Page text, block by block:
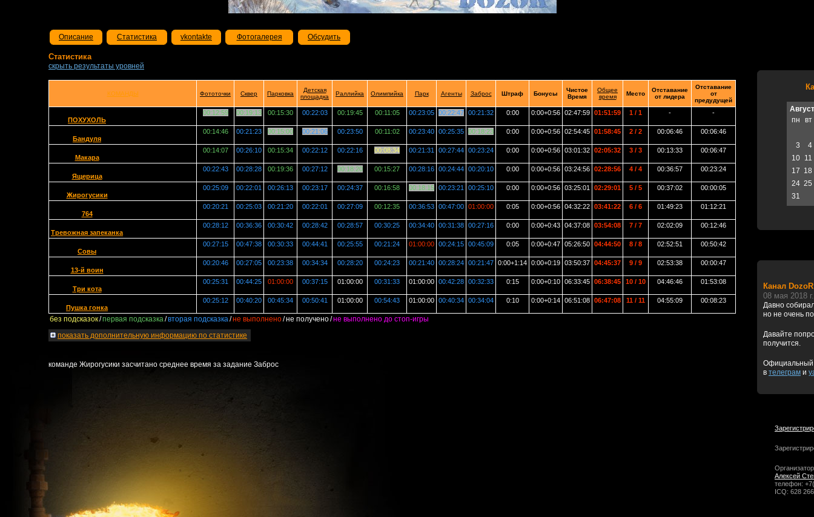
Описание Статистика vkontakte Фотогалерея Обсудить
Статистика
скрыть результаты уровней
КОМАНДЫ Фототочки Сквер Парковка
Детская
площадка
Раллийка Олимпийка Парк Агенты Заброс Штраф Бонусы
Чистое
Время
Общее
время
Место
Отставание
от лидера
Отставание
от
предудущей
ПОХУХОЛЬ
00:12:59 00:19:13 00:15:30 00:22:03 00:19:45 00:11:05 00:23:05 00:22:47 00:21:32 0:00 0:00+0:56 02:47:59 01:51:59 1 / 1 - -
Бандуля
00:14:46 00:21:23 00:15:00 00:21:06 00:23:50 00:11:02 00:23:40 00:25:35 00:18:23 0:00 0:00+0:56 02:54:45 01:58:45 2 / 2 00:06:46 00:06:46
Макара
00:14:07 00:26:10 00:15:34 00:22:12 00:22:16 00:08:34 00:21:31 00:27:44 00:23:24 0:00 0:00+0:56 03:01:32 02:05:32 3 / 3 00:13:33 00:06:47
Ящерица
00:22:43 00:28:28 00:19:36 00:27:12 00:18:20 00:15:27 00:28:16 00:24:44 00:20:10 0:00 0:00+0:56 03:24:56 02:28:56 4 / 4 00:36:57 00:23:24
Жирогусики
00:25:09 00:22:01 00:26:13 00:23:17 00:24:37 00:16:58 00:18:15 00:23:21 00:25:10 0:00 0:00+0:56 03:25:01 02:29:01 5 / 5 00:37:02 00:00:05
764
00:20:21 00:25:03 00:21:20 00:22:01 00:27:09 00:12:35 00:36:53 00:47:00 01:00:00 0:05 0:00+0:56 04:32:22 03:41:22 6 / 6 01:49:23 01:12:21
Тревожная запеканка
00:28:12 00:36:36 00:30:42 00:28:42 00:28:57 00:30:25 00:34:40 00:31:38 00:27:16 0:00 0:00+0:43 04:37:08 03:54:08 7 / 7 02:02:09 00:12:46
Совы
00:27:15 00:47:38 00:30:33 00:44:41 00:25:55 00:21:24 01:00:00 00:24:15 00:45:09 0:05 0:00+0:47 05:26:50 04:44:50 8 / 8 02:52:51 00:50:42
13-й воин
00:20:46 00:27:05 00:23:38 00:34:34 00:28:20 00:24:23 00:21:40 00:28:24 00:21:47 0:00+1:14 0:00+0:19 03:50:37 04:45:37 9 / 9 02:53:38 00:00:47
Три кота
00:25:31 00:44:25 01:00:00 00:37:15 01:00:00 00:31:33 01:00:00 00:42:28 00:32:33 0:15 0:00+0:10 06:33:45 06:38:45 10 / 10 04:46:46 01:53:08
Пушка гонка
00:25:12 00:40:20 00:45:34 00:50:41 01:00:00 00:54:43 01:00:00 00:40:34 00:34:04 0:10 0:00+0:14 06:51:08 06:47:08 11 / 11 04:55:09 00:08:23
без подсказок/первая подсказка/вторая подсказка/не выполнено/не получено/не выполнено до стоп-игры
показать дополнительную информацию по статистике
команде Жирогусики засчитано среднее время за задание Заброс
Август
пн
вт
3
4
10 11
17 18
24 25
31
Канал DozoR
08 мая 2018 г.
Давно
но не очень
Давайте
получится.
Официальный
в телеграм и
Алексей
телефон:
ICQ: 628